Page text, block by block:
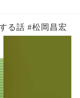
る話 #松岡昌宏